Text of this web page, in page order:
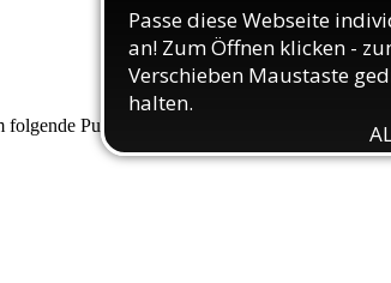
folgende Punkte, die wir Ihnen hiermit erläutern